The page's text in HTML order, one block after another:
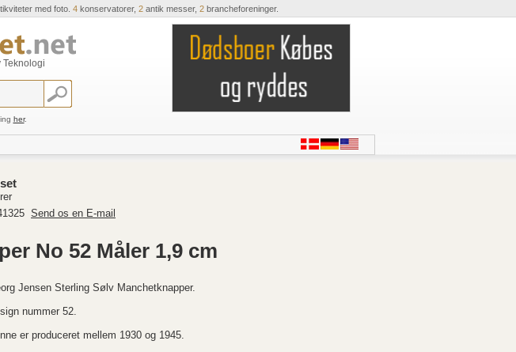
med foto. 4konservatorer, 2antik messer, 2brancheforeninger.
Teknologi
her.
Send os en E-mail
No 52 Måler 1,9 cm
Jensen Sterling Sølv Manchetknapper.
nummer 52.
er produceret mellem 1930 og 1945.